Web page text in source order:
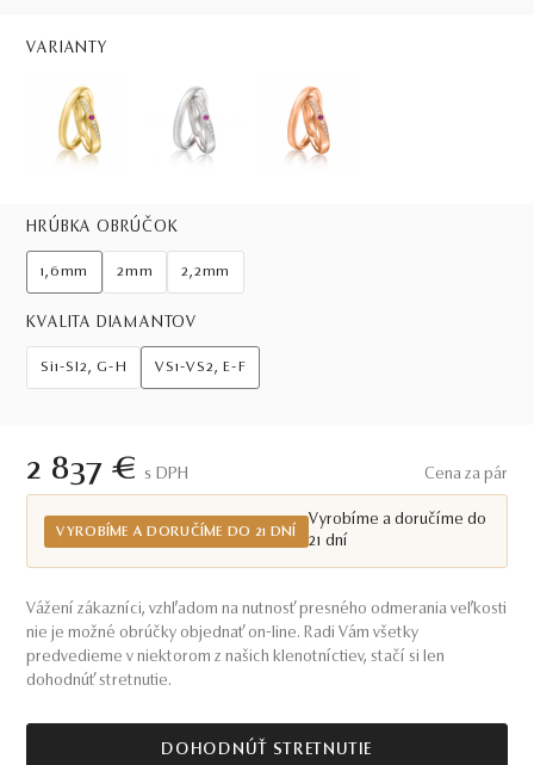
VARIANTY
HRÚBKA OBRÚČOK
1,6mm 2mm 2,2mm
KVALITA DIAMANTOV
Si1-SI2, G-H VS1-VS2, E-F
2 837 € S DPH Cena za pár
VYROBÍME A DORUČÍME DO 21 DNÍ
Vyrobíme a doručíme do
21 dní
Vážení zákazníci, vzhľadom na nutnosť presného odmerania veľkosti
nie je možné obrúčky objednať on-line. Radi Vám všetky
predvedieme v niektorom z našich klenotníctiev, stačí si len
dohodnúť stretnutie.
DOHODNÚŤ STRETNUTIE